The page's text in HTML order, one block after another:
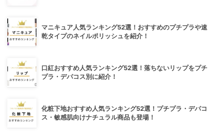
マニキュア人気ランキング52選！おすすめのプチプラや速
乾タイプのネイルポリッシュを紹介！
口紅おすすめ人気ランキング52選！落ちないリップをプチ
プラ・デパコス別に紹介！
化粧下地おすすめ人気ランキング52選！プチプラ・デパコ
ス・敏感肌向けナチュラル商品も登場！